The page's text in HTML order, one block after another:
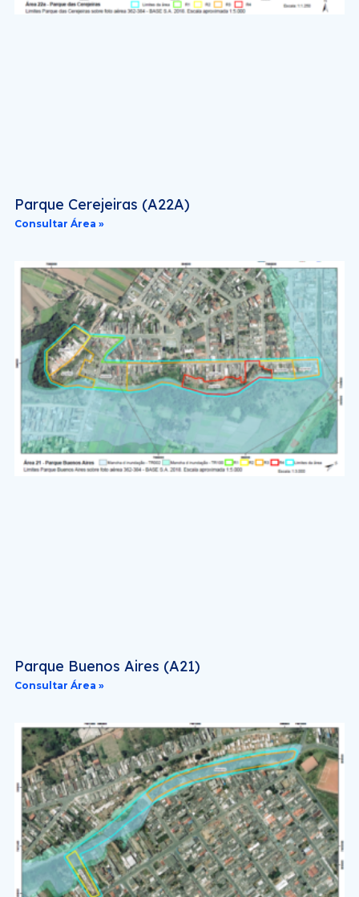
Parque Cerejeiras (A22A)
Consultar Área »
Parque Buenos Aires (A21)
Consultar Área »